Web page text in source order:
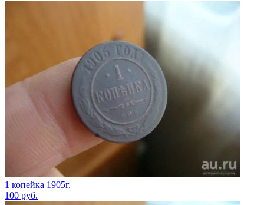
1 копейка 1905г.
100 руб.